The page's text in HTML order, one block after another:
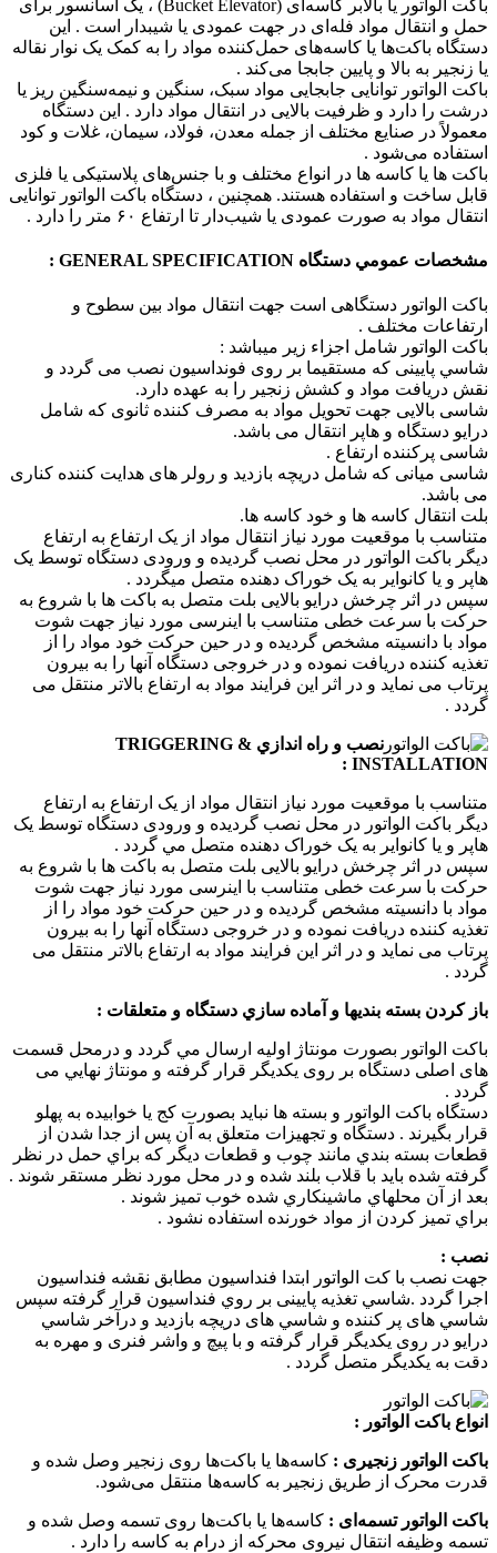
باکت الواتور یا بالابر کاسه‌ای (Bucket Elevator) ، یک آسانسور برای
حمل و انتقال مواد فله‌ای در جهت عمودی یا شیبدار است . این
دستگاه باکت‌ها یا کاسه‌های حمل‌کننده مواد را به کمک یک نوار نقاله
یا زنجیر به بالا و پایین جابجا می‌کند .
باکت الواتور توانایی جابجایی مواد سبک، سنگین و نیمه‌سنگین ریز یا
درشت را دارد و ظرفیت بالایی در انتقال مواد دارد . این دستگاه
معمولاً در صنایع مختلف از جمله معدن، فولاد، سیمان، غلات و کود
استفاده می‌شود .
باکت ها یا کاسه ها در انواع مختلف و با جنس‌های پلاستیکی یا فلزی
قابل ساخت و استفاده هستند. همچنین ، دستگاه باکت الواتور توانایی
انتقال مواد به صورت عمودی یا شیب‌دار تا ارتفاع ۶۰ متر را دارد .
مشخصات عمومي دستگاه GENERAL SPECIFICATION :
باکت الواتور دستگاهی است جهت انتقال مواد بين سطوح و
ارتفاعات مختلف .
باکت الواتور شامل اجزاء زير ميباشد :
شاسي پايينی که مستقيما بر روی فونداسيون نصب می گردد و
نقش دريافت مواد و کشش زنجير را به عهده دارد.
شاسی بالايی جهت تحويل مواد به مصرف کننده ثانوی که شامل
درايو دستگاه و هاپر انتقال می باشد.
شاسی پرکننده ارتفاع .
شاسی ميانی که شامل دريچه بازديد و رولر های هدايت کننده کناری
می باشد.
بلت انتقال کاسه ها و خود كاسه ها.
متناسب با موقعيت مورد نياز انتقال مواد از يک ارتفاع به ارتفاع
ديگر باکت الواتور در محل نصب گرديده و ورودی دستگاه توسط يک
هاپر و يا کانواير به يک خوراک دهنده متصل ميگردد .
سپس در اثر چرخش درايو بالايی بلت متصل به باکت ها با شروع به
حرکت با سرعت خطی متناسب با اينرسی مورد نياز جهت شوت
مواد با دانسيته مشخص گرديده و در حين حرکت خود مواد را از
تغذيه کننده دريافت نموده و در خروجی دستگاه آنها را به بيرون
پرتاب می نمايد و در اثر اين فرايند مواد به ارتفاع بالاتر منتقل می
گردد .
نصب و راه اندازي TRIGGERING &
INSTALLATION :
متناسب با موقعيت مورد نياز انتقال مواد از يک ارتفاع به ارتفاع
ديگر باکت الواتور در محل نصب گرديده و ورودی دستگاه توسط يک
هاپر و يا کانواير به يک خوراک دهنده متصل مي گردد .
سپس در اثر چرخش درايو بالايی بلت متصل به باکت ها با شروع به
حرکت با سرعت خطی متناسب با اينرسی مورد نياز جهت شوت
مواد با دانسيته مشخص گرديده و در حين حرکت خود مواد را از
تغذيه کننده دريافت نموده و در خروجی دستگاه آنها را به بيرون
پرتاب می نمايد و در اثر اين فرايند مواد به ارتفاع بالاتر منتقل می
گردد .
باز كردن بسته بنديها و آماده سازي دستگاه و متعلقات :
باکت الواتور بصورت مونتاژ اوليه ارسال مي گردد و درمحل قسمت
های اصلی دستگاه بر روی يکديگر قرار گرفته و مونتاژ نهايي می
گردد .
دستگاه باکت الواتور و بسته ها نبايد بصورت كج يا خوابيده به پهلو
قرار بگيرند . دستگاه و تجهيزات متعلق به آن پس از جدا شدن از
قطعات بسته بندي مانند چوب و قطعات ديگر كه براي حمل در نظر
گرفته شده بايد با قلاب بلند شده و در محل مورد نظر مستقر شوند .
بعد از آن محلهاي ماشينكاري شده خوب تميز شوند .
براي تميز كردن از مواد خورنده استفاده نشود .
نصب :
جهت نصب با کت الواتور ابتدا فنداسيون مطابق نقشه فنداسيون
اجرا گردد .شاسي تغذيه پايينی بر روي فنداسيون قرار گرفته سپس
شاسي های پر کننده و شاسي های دريچه بازديد و درآخر شاسي
درايو در روی يکديگر قرار گرفته و با پيچ و واشر فنری و مهره به
دقت به يکديگر متصل گردد .
انواع باکت الواتور :
باکت الواتور زنجیری : کاسه‌ها یا باکت‌ها روی زنجیر وصل شده و
قدرت محرک از طریق زنجیر به کاسه‌ها منتقل می‌شود.
باکت الواتور تسمه‌ای : کاسه‌ها یا باکت‌ها روی تسمه وصل شده و
تسمه وظیفه انتقال نیروی محرکه از درام به کاسه را دارد .